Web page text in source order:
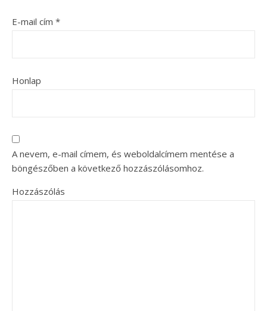
E-mail cím *
Honlap
A nevem, e-mail címem, és weboldalcímem mentése a
böngészőben a következő hozzászólásomhoz.
Hozzászólás